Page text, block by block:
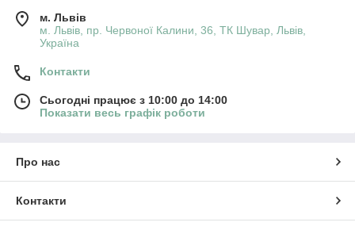
м. Львів
м. Львів, пр. Червоної Калини, 36, ТК Шувар, Львів,
Україна
Контакти
Сьогодні працює з 10:00 до 14:00
Показати весь графік роботи
Про нас
Контакти